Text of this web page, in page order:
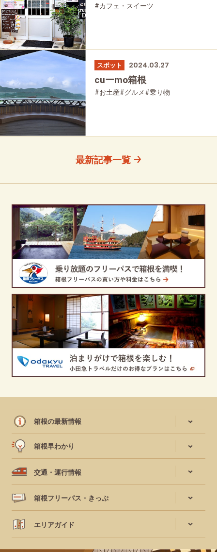
#カフェ・スイーツ
スポット 2024.03.27
cuーmo箱根
#お土産#グルメ#乗り物
最新記事一覧
箱根の最新情報
箱根早わかり
交通・運行情報
箱根フリーパス・きっぷ
エリアガイド